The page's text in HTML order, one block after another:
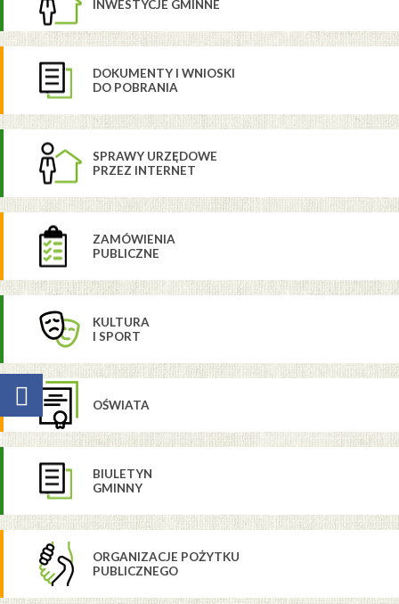
INWESTYCJE GMINNE
DOKUMENTY I WNIOSKI
DO POBRANIA
SPRAWY URZĘDOWE
PRZEZ INTERNET
ZAMÓWIENIA
PUBLICZNE
KULTURA
I SPORT
OŚWIATA
BIULETYN
GMINNY
ORGANIZACJE POŻYTKU
PUBLICZNEGO